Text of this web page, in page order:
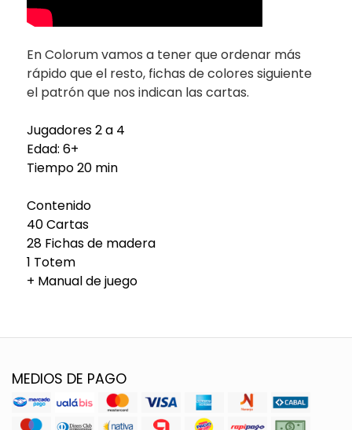
En Colorum vamos a tener que ordenar más
rápido que el resto, fichas de colores siguiente
el patrón que nos indican las cartas.
Jugadores 2 a 4
Edad: 6+
Tiempo 20 min
Contenido
40 Cartas
28 Fichas de madera
1 Totem
+ Manual de juego
MEDIOS DE PAGO